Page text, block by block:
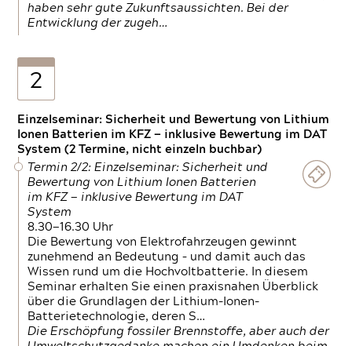
haben sehr gute Zukunftsaussichten. Bei der
Entwicklung der zugeh…
2
Einzelseminar: Sicherheit und Bewertung von Lithium
Ionen Batterien im KFZ — inklusive Bewertung im DAT
System (2 Termine, nicht einzeln buchbar)
Termin 2/2: Einzelseminar: Sicherheit und
Bewertung von Lithium Ionen Batterien
im KFZ — inklusive Bewertung im DAT
System
8.30—16.30 Uhr
Die Bewertung von Elektrofahrzeugen gewinnt
zunehmend an Bedeutung – und damit auch das
Wissen rund um die Hochvoltbatterie. In diesem
Seminar erhalten Sie einen praxisnahen Überblick
über die Grundlagen der Lithium-Ionen-
Batterietechnologie, deren S…
Die Erschöpfung fossiler Brennstoffe, aber auch der